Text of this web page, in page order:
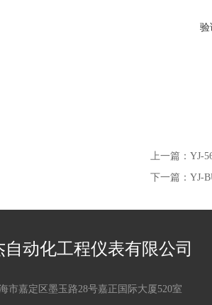
验
上一篇： YJ-
下一篇： YJ-
自动化工程仪表有限公司
市嘉定区墨玉路28号嘉正国际大厦520室